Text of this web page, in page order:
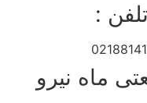
:
ماه نیرو